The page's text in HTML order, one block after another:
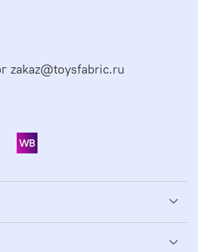
г. Санкт-Петербург zakaz@toysfabric.ru